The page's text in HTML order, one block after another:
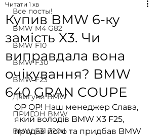
Все посты!
BMW M4 G82
BMW F10
BMW F30
BMW F23
Двигуни BMW
ПРИГОН BMW
BMW F31 320d
Купив BMW 6-ку
замість X3. Чи
виправдала вона
очікування? BMW
640 GRAN COUPE
Читати 1 хв
OP OP! Наш менеджер Слава,
який володів BMW X3 F25,
продав його та придбав BMW